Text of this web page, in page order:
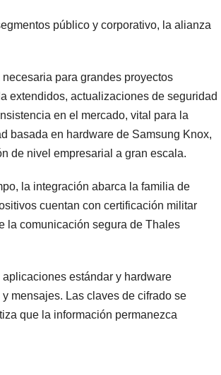
público y corporativo, la alianza
para grandes proyectos
extendidos, actualizaciones de seguridad
en el mercado, vital para la
basada en hardware de Samsung Knox,
de nivel empresarial a gran escala.
la integración abarca la familia de
cuentan con certificación militar
la comunicación segura de Thales
estándar y hardware
mensajes. Las claves de cifrado se
que la información permanezca